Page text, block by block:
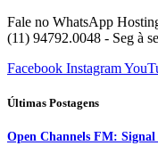
Fale no WhatsApp
(11) 94792.0048 - Seg à
Facebook Instagram
Últimas Postagens
Open Channels FM: Signal